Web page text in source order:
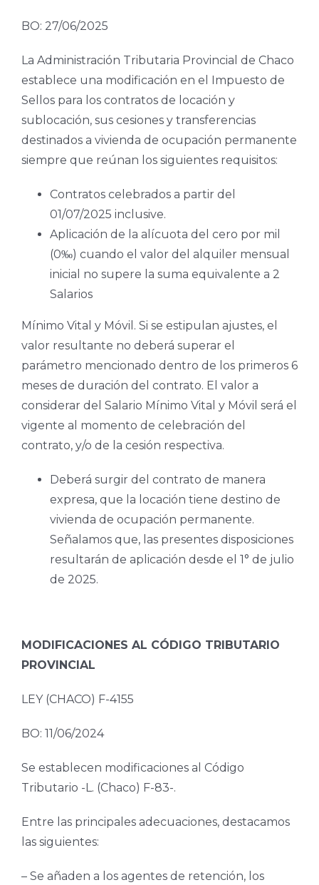
BO: 27/06/2025
La Administración Tributaria Provincial de Chaco
establece una modificación en el Impuesto de
Sellos para los contratos de locación y
sublocación, sus cesiones y transferencias
destinados a vivienda de ocupación permanente
siempre que reúnan los siguientes requisitos:
Contratos celebrados a partir del
01/07/2025 inclusive.
Aplicación de la alícuota del cero por mil
(0‰) cuando el valor del alquiler mensual
inicial no supere la suma equivalente a 2
Salarios
Mínimo Vital y Móvil. Si se estipulan ajustes, el
valor resultante no deberá superar el
parámetro mencionado dentro de los primeros 6
meses de duración del contrato. El valor a
considerar del Salario Mínimo Vital y Móvil será el
vigente al momento de celebración del
contrato, y/o de la cesión respectiva.
Deberá surgir del contrato de manera
expresa, que la locación tiene destino de
vivienda de ocupación permanente.
Señalamos que, las presentes disposiciones
resultarán de aplicación desde el 1° de julio
de 2025.
MODIFICACIONES AL CÓDIGO TRIBUTARIO
PROVINCIAL
LEY (CHACO) F-4155
BO: 11/06/2024
Se establecen modificaciones al Código
Tributario -L. (Chaco) F-83-.
Entre las principales adecuaciones, destacamos
las siguientes:
– Se añaden a los agentes de retención, los